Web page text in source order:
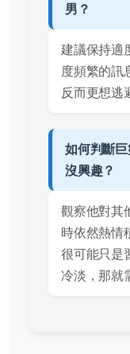
男？
建議保持適
度頻繁的訊
反而更想逃
如何判斷
沒興趣？
觀察他對其
時依然熱情
很可能只是
冷淡，那就